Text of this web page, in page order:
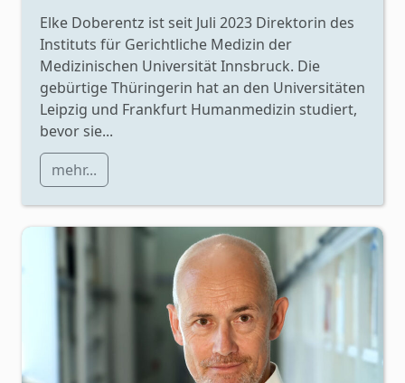
Elke Doberentz ist seit Juli 2023 Direktorin des
Instituts für Gerichtliche Medizin der
Medizinischen Universität Innsbruck. Die
gebürtige Thüringerin hat an den Universitäten
Leipzig und Frankfurt Humanmedizin studiert,
bevor sie...
mehr...